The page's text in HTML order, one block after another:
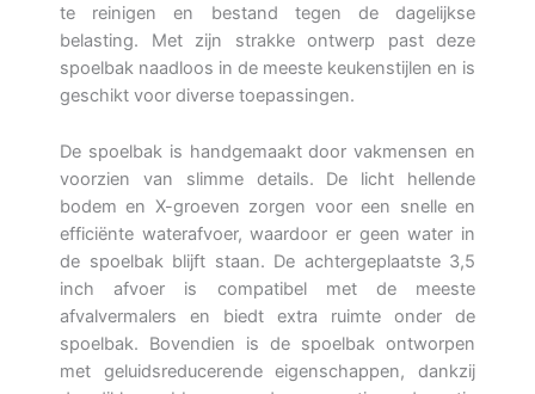
te reinigen en bestand tegen de dagelijkse
belasting. Met zijn strakke ontwerp past deze
spoelbak naadloos in de meeste keukenstijlen en is
geschikt voor diverse toepassingen.
De spoelbak is handgemaakt door vakmensen en
voorzien van slimme details. De licht hellende
bodem en X-groeven zorgen voor een snelle en
efficiënte waterafvoer, waardoor er geen water in
de spoelbak blijft staan. De achtergeplaatste 3,5
inch afvoer is compatibel met de meeste
afvalvermalers en biedt extra ruimte onder de
spoelbak. Bovendien is de spoelbak ontworpen
met geluidsreducerende eigenschappen, dankzij